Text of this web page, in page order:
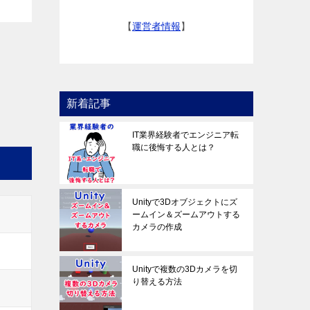
【運営者情報】
新着記事
IT業界経験者でエンジニア転
職に後悔する人とは？
Unityで3Dオブジェクトにズ
ームイン＆ズームアウトする
カメラの作成
Unityで複数の3Dカメラを切
り替える方法